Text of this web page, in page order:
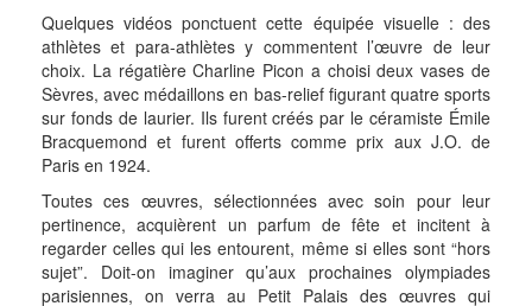
Quelques vidéos ponctuent cette équipée visuelle : des
athlètes et para-athlètes y commentent l’œuvre de leur
choix. La régatière Charline Picon a choisi deux vases de
Sèvres, avec médaillons en bas-relief figurant quatre sports
sur fonds de laurier. Ils furent créés par le céramiste Émile
Bracquemond et furent offerts comme prix aux J.O. de
Paris en 1924.
Toutes ces œuvres, sélectionnées avec soin pour leur
pertinence, acquièrent un parfum de fête et incitent à
regarder celles qui les entourent, même si elles sont “hors
sujet”. Doit-on imaginer qu’aux prochaines olympiades
parisiennes, on verra au Petit Palais des œuvres qui